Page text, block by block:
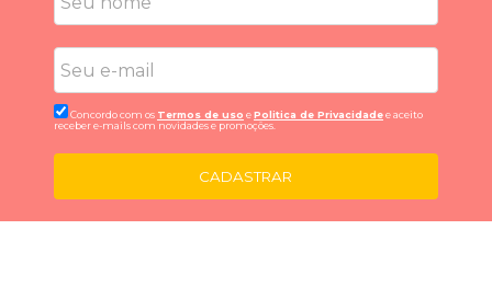
Concordo com os Termos de uso ePolitica de Privacidadee aceito
receber e-mails com novidades e promoções.
CADASTRAR